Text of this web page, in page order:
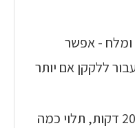
ומלח - אפשר
ללקקן אם יותר
יוצקים לתבנית. אופים 20-25 דקות, תלוי כמה